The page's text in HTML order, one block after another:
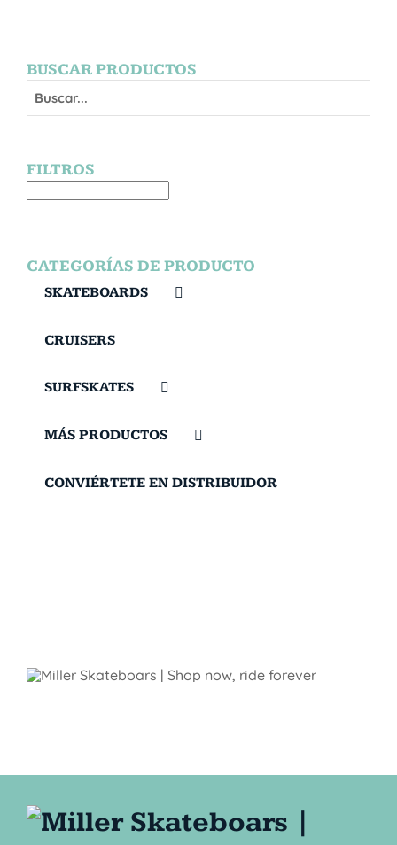
BUSCAR PRODUCTOS
FILTROS
CATEGORÍAS DE PRODUCTO
SKATEBOARDS
CRUISERS
SURFSKATES
MÁS PRODUCTOS
CONVIÉRTETE EN DISTRIBUIDOR